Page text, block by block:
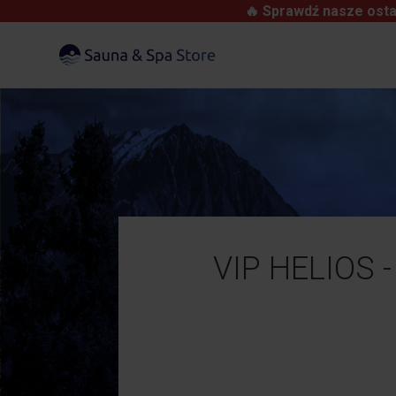
🔥 Sprawdź nasze
VIP HELIOS